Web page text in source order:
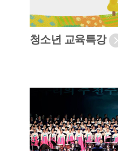
청소년 교육특강